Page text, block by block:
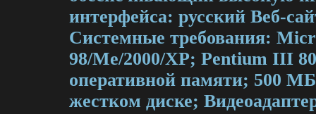
интерфейса: русский Веб-
Cистемные требования:
98/Me/2000/XP; Pentium III
оперативной памяти; 500 МБ
жестком диске;